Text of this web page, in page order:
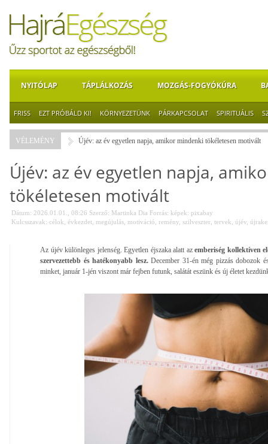
NYITÓLAP TÁPLÁLKOZÁS MOZGÁS-FOGYÓKÚRA
FRISS EZT PRÓBÁLD KI! KÖRNYEZETÜNK PÁRKAPCSOLAT SPIRITUÁLIS
VÉLEMÉNY Újév: az év egyetlen napja, amikor mindenki tökéletesen motivált
Újév: az év egyetlen napja,
tökéletesen motivált
Dátum: 2026.01.01., 08:26 Szerző: Martinka Dia Forrás: képek: pixabay
Kulcsszavak: célok évkezdet megújulás motiváció remény szilveszter tervek újév
Az újév különleges jelenség. Egyetlen éjszaka alatt azemberiség kollektíven
szervezettebb és hatékonyabb lesz.December 31-én még pizzás dobozok
minket, január 1-jén viszont már fejben futunk, salátát eszünk és új életet